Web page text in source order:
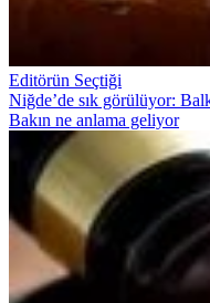
Editörün Seçtiği
Niğde’de sık görülüyor:
Bakın ne anlama geliyor